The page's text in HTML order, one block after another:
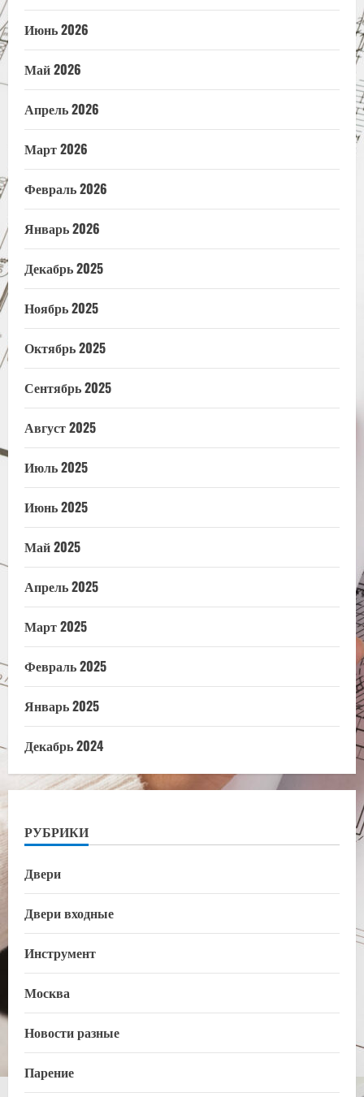
Июнь 2026
Май 2026
Апрель 2026
Март 2026
Февраль 2026
Январь 2026
Декабрь 2025
Ноябрь 2025
Октябрь 2025
Сентябрь 2025
Август 2025
Июль 2025
Июнь 2025
Май 2025
Апрель 2025
Март 2025
Февраль 2025
Январь 2025
Декабрь 2024
РУБРИКИ
Двери
Двери входные
Инструмент
Москва
Новости разные
Парение